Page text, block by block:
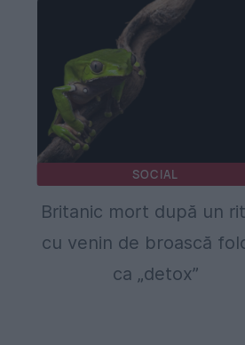
SOCIAL
Britanic mort după un
cu venin de broască
ca „detox”